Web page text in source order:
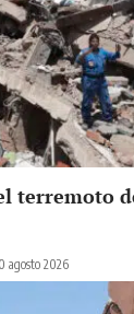
terremoto
agosto 2026